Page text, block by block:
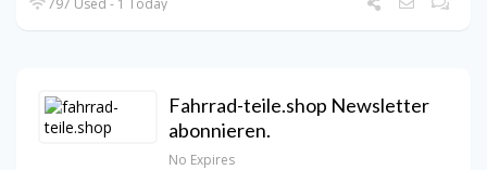
Fahrrad-teile.shop Newsletter
abonnieren.
No Expires